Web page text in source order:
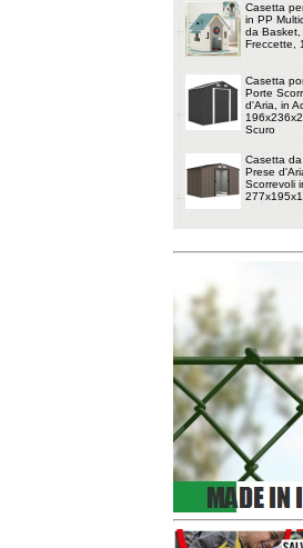
Casetta
in PP
da Basket,
Freccette,
Casetta
Porte
d'Aria, in
Scuro
Casetta
Prese
Scorrevoli